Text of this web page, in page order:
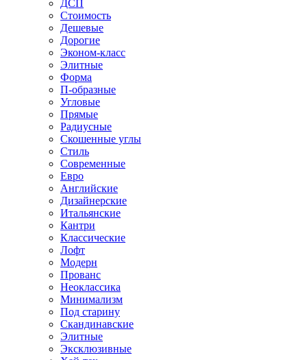
ДСП
Стоимость
Дешевые
Дорогие
Эконом-класс
Элитные
Форма
П-образные
Угловые
Прямые
Радиусные
Скошенные углы
Стиль
Современные
Евро
Английские
Дизайнерские
Итальянские
Кантри
Классические
Лофт
Модерн
Прованс
Неоклассика
Минимализм
Под старину
Скандинавские
Элитные
Эксклюзивные